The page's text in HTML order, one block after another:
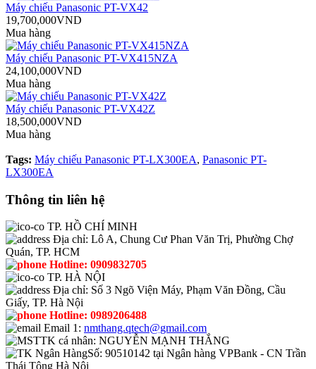
Máy chiếu Panasonic PT-VX42
19,700,000VND
Mua hàng
Máy chiếu Panasonic PT-VX415NZA
24,100,000VND
Mua hàng
Máy chiếu Panasonic PT-VX42Z
18,500,000VND
Mua hàng
Tags: Máy chiếu Panasonic PT-LX300EA, Panasonic PT-
LX300EA
Thông tin liên hệ
TP. HỒ CHÍ MINH
Địa chỉ: Lô A, Chung Cư Phan Văn Trị, Phường Chợ
Quán, TP. HCM
Hotline: 0909832705
TP. HÀ NỘI
Địa chỉ: Số 3 Ngõ Viện Máy, Phạm Văn Đồng, Cầu
Giấy, TP. Hà Nội
Hotline: 0989206488
Email 1: nmthang.qtech@gmail.com
TK cá nhân: NGUYỄN MẠNH THẮNG
Số: 90510142 tại Ngân hàng VPBank - CN Trần
Thái Tông Hà Nội